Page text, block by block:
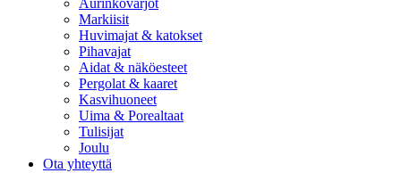
Aurinkovarjot
Markiisit
Huvimajat & katokset
Pihavajat
Aidat & näköesteet
Pergolat & kaaret
Kasvihuoneet
Uima & Porealtaat
Tulisijat
Joulu
Ota yhteyttä